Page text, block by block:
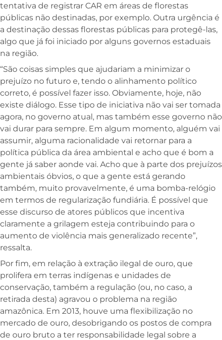
tentativa de registrar CAR em áreas de florestas
públicas não destinadas, por exemplo. Outra urgência é
a destinação dessas florestas públicas para protegê-las,
algo que já foi iniciado por alguns governos estaduais
na região.
“São coisas simples que ajudariam a minimizar o
prejuízo no futuro e, tendo o alinhamento político
correto, é possível fazer isso. Obviamente, hoje, não
existe diálogo. Esse tipo de iniciativa não vai ser tomada
agora, no governo atual, mas também esse governo não
vai durar para sempre. Em algum momento, alguém vai
assumir, alguma racionalidade vai retornar para a
política pública da área ambiental e acho que é bom a
gente já saber aonde vai. Acho que à parte dos prejuízos
ambientais óbvios, o que a gente está gerando
também, muito provavelmente, é uma bomba-relógio
em termos de regularização fundiária. É possível que
esse discurso de atores públicos que incentiva
claramente a grilagem esteja contribuindo para o
aumento de violência mais generalizado recente”,
ressalta.
Por fim, em relação à extração ilegal de ouro, que
prolifera em terras indígenas e unidades de
conservação, também a regulação (ou, no caso, a
retirada desta) agravou o problema na região
amazônica. Em 2013, houve uma flexibilização no
mercado de ouro, desobrigando os postos de compra
de ouro bruto a ter responsabilidade legal sobre a